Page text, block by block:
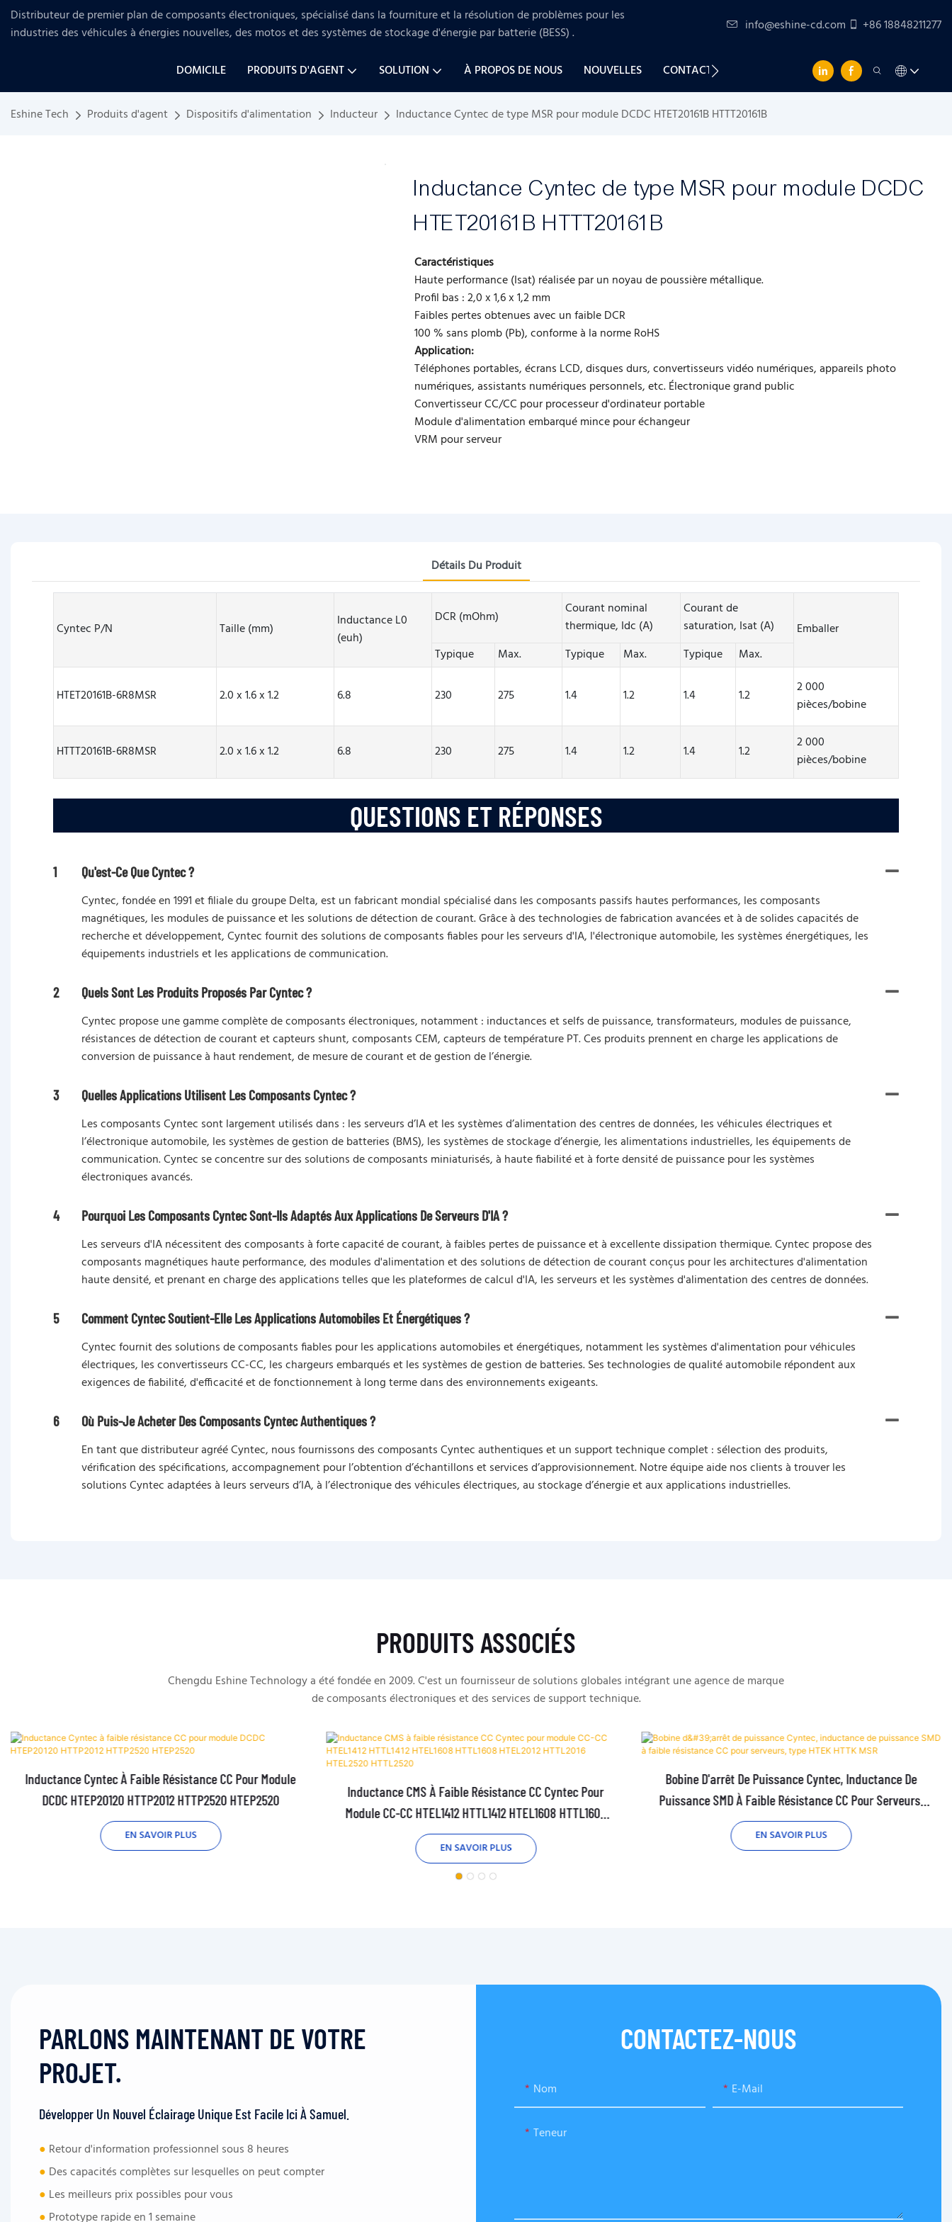
Distributeur de premier plan de composants électroniques, spécialisé dans la fourniture et la résolution de problèmes pourles
industriesdes véhicules à énergies nouvelles, des motos et des systèmes de stockage d'énergie par batterie (BESS). info@eshine-cd.com +86 18848211277
DOMICILE PRODUITS D'AGENT SOLUTION À PROPOS DE NOUS NOUVELLES CONTACTEZ-NOUS
Eshine Tech Produits d'agent Dispositifs d'alimentation Inducteur Inductance Cyntec de type MSR pour module DCDC HTET20161B HTTT20161B
Inductance Cyntec de type MSR pour module DCDC
HTET20161B HTTT20161B
Caractéristiques
Haute performance (Isat) réalisée par un noyau de poussière métallique.
Profil bas : 2,0 x 1,6 x 1,2 mm
Faibles pertes obtenues avec un faible DCR
100 % sans plomb (Pb), conforme à la norme RoHS
Application:
Téléphones portables, écrans LCD, disques durs, convertisseurs vidéo numériques, appareils photo
numériques, assistants numériques personnels, etc. Électronique grand public
Convertisseur CC/CC pour processeur d'ordinateur portable
Module d'alimentation embarqué mince pour échangeur
VRM pour serveur
Détails Du Produit
Cyntec P/N Taille (mm)
Inductance L0
(euh)
DCR (mOhm)
Courant nominal
thermique, Idc (A)
Courant de
saturation, Isat (A)
Emballer
Typique
Max. Typique Max. Typique Max.
HTET20161B-6R8MSR 2.0 x 1.6 x 1.2 6.8 230 275 1.4 1.2 1.4 1.2
2 000
pièces/bobine
HTTT20161B-6R8MSR 2.0 x 1.6 x 1.2 6.8 230 275 1.4 1.2 1.4 1.2
2 000
pièces/bobine
QUESTIONS ET RÉPONSES
1 Qu'est-Ce Que Cyntec ?
Cyntec, fondée en 1991 et filiale du groupe Delta, est un fabricant mondial spécialisé dans les composants passifs hautes performances, les composants
magnétiques, les modules de puissance et les solutions de détection de courant. Grâce à des technologies de fabrication avancées et à de solides capacités de
recherche et développement, Cyntec fournit des solutions de composants fiables pour les serveurs d'IA, l'électronique automobile, les systèmes énergétiques, les
équipements industriels et les applications de communication.
2 Quels Sont Les Produits Proposés Par Cyntec ?
Cyntec propose une gamme complète de composants électroniques, notamment : inductances et selfs de puissance, transformateurs, modules de puissance,
résistances de détection de courant et capteurs shunt, composants CEM, capteurs de température PT. Ces produits prennent en charge les applications de
conversion de puissance à haut rendement, de mesure de courant et de gestion de l’énergie.
3 Quelles Applications Utilisent Les Composants Cyntec ?
Les composants Cyntec sont largement utilisés dans : les serveurs d’IA et les systèmes d’alimentation des centres de données, les véhicules électriques et
l’électronique automobile, les systèmes de gestion de batteries (BMS), les systèmes de stockage d’énergie, les alimentations industrielles, les équipements de
communication. Cyntec se concentre sur des solutions de composants miniaturisés, à haute fiabilité et à forte densité de puissance pour les systèmes
électroniques avancés.
4 Pourquoi Les Composants Cyntec Sont-Ils Adaptés Aux Applications De Serveurs D'IA ?
Les serveurs d'IA nécessitent des composants à forte capacité de courant, à faibles pertes de puissance et à excellente dissipation thermique. Cyntec propose des
composants magnétiques haute performance, des modules d'alimentation et des solutions de détection de courant conçus pour les architectures d'alimentation
haute densité, et prenant en charge des applications telles que les plateformes de calcul d'IA, les serveurs et les systèmes d'alimentation des centres de données.
5 Comment Cyntec Soutient-Elle Les Applications Automobiles Et Énergétiques ?
Cyntec fournit des solutions de composants fiables pour les applications automobiles et énergétiques, notamment les systèmes d'alimentation pour véhicules
électriques, les convertisseurs CC-CC, les chargeurs embarqués et les systèmes de gestion de batteries. Ses technologies de qualité automobile répondent aux
exigences de fiabilité, d'efficacité et de fonctionnement à long terme dans des environnements exigeants.
6 Où Puis-Je Acheter Des Composants Cyntec Authentiques ?
En tant que distributeur agréé Cyntec, nous fournissons des composants Cyntec authentiques et un support technique complet : sélection des produits,
vérification des spécifications, accompagnement pour l’obtention d’échantillons et services d’approvisionnement. Notre équipe aide nos clients à trouver les
solutions Cyntec adaptées à leurs serveurs d’IA, à l’électronique des véhicules électriques, au stockage d’énergie et aux applications industrielles.
PRODUITS ASSOCIÉS
Chengdu Eshine Technology a été fondée en 2009. C'est un fournisseur de solutions globales intégrant une agence de marque
de composants électroniques et des services de support technique.
Inductance Cyntec À Faible Résistance CC Pour Module
DCDC HTEP20120 HTTP2012 HTTP2520 HTEP2520
EN SAVOIR PLUS
Inductance CMS À Faible Résistance CC Cyntec Pour
Module CC-CC HTEL1412 HTTL1412 HTEL1608 HTTL1608
HTEL2012 HTTL2016 HTEL2520 HTTL2520
EN SAVOIR PLUS
Bobine D'arrêt De Puissance Cyntec, Inductance De
Puissance SMD À Faible Résistance CC Pour Serveurs,
Type HTEK HTTK MSR
EN SAVOIR PLUS
PARLONS MAINTENANT DE VOTRE
PROJET.
Développer Un Nouvel Éclairage Unique Est Facile Ici À Samuel.
● Retour d'information professionnel sous 8 heures
● Des capacités complètes sur lesquelles on peut compter
● Les meilleurs prix possibles pour vous
● Prototype rapide en 1 semaine
CONTACTEZ-NOUS
Nom E-Mail
Teneur